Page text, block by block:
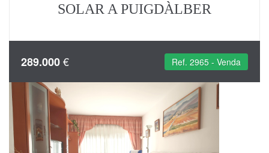
SOLAR A PUIGDÀLBER
289.000€ Ref. 2965 - Venda